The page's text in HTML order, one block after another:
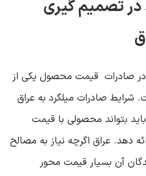
تصمیم ‌گیری
صادرات قیمت محصول یکی از
صادرات میلگرد به عراق
بتواند محصولی با قیمت
دهد. عراق اگرچه نیاز به مصالح
آن بسیار قیمت ‌محور